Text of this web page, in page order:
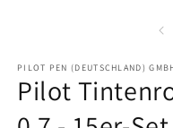
PILOT PEN (DEUTSCHLAND)
Pilot